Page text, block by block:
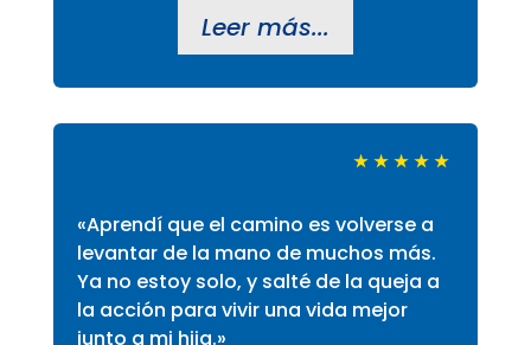
Leer más...
★★★★★
«Aprendí que el camino es volverse a
levantar de la mano de muchos más.
Ya no estoy solo, y salté de la queja a
la acción para vivir una vida mejor
junto a mi hija.»